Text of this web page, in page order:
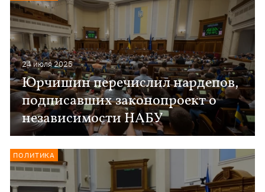
24 июля 2025
Юрчишин перечислил нардепов,
подписавших законопроект о
независимости НАБУ
ПОЛИТИКА